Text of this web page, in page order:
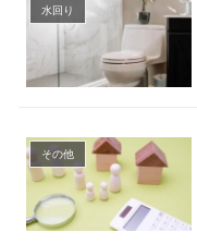
水回り
その他